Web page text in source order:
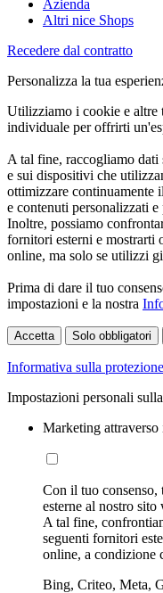
Azienda
Altri nice Shops
Recedere dal contratto
Personalizza la tua
Utilizziamo i cookie e altre
individuale per offrirti
A tal fine, raccogliamo
e sui dispositivi che
ottimizzare continuamente
e contenuti personalizzati
Inoltre, possiamo
fornitori esterni e mostrarti
online, ma solo se utilizzi
Prima di dare il tuo
impostazioni e la nostra
Accetta Solo obbligatori
Informativa sulla
Impostazioni personali
Marketing attraverso
Con il tuo consenso,
esterne al nostro
A tal fine,
seguenti fornitori
online, a condizione
Bing, Criteo, Meta,